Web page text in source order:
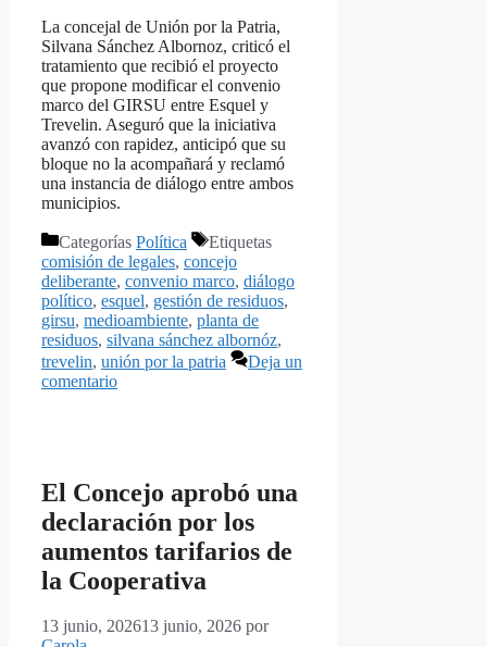
La concejal de Unión por la Patria,
Silvana Sánchez Albornoz, criticó el
tratamiento que recibió el proyecto
que propone modificar el convenio
marco del GIRSU entre Esquel y
Trevelin. Aseguró que la iniciativa
avanzó con rapidez, anticipó que su
bloque no la acompañará y reclamó
una instancia de diálogo entre ambos
municipios.
Categorías Política
Etiquetas
comisión de legales, concejo
deliberante, convenio marco, diálogo
político, esquel, gestión de residuos,
girsu, medioambiente, planta de
residuos, silvana sánchez albornóz,
trevelin, unión por la patria
Deja un
comentario
El Concejo aprobó una
declaración por los
aumentos tarifarios de
la Cooperativa
13 junio, 202613 junio, 2026 por